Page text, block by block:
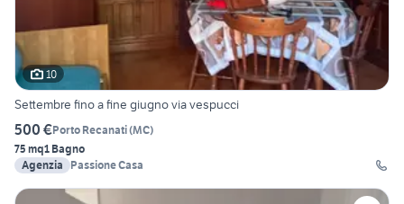
10
Settembre fino a fine giugno via vespucci
500 €Porto Recanati(MC)
75 mq1 Bagno
Agenzia
Passione Casa